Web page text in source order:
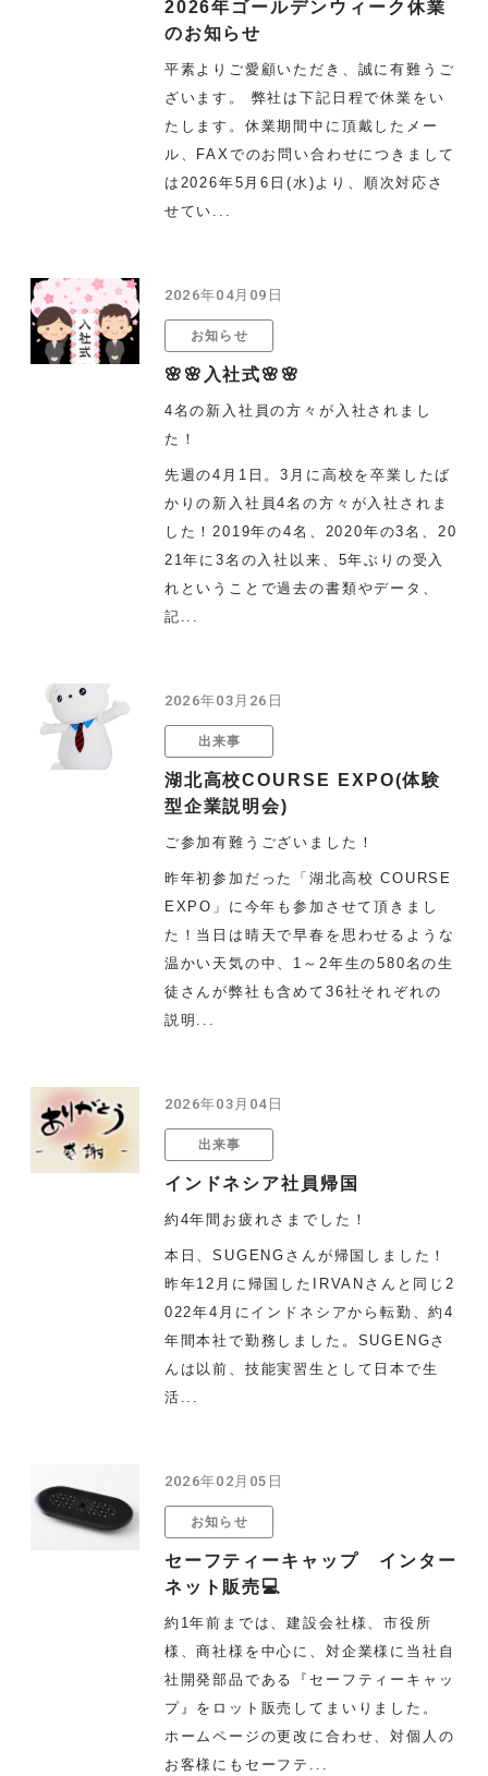
2026年ゴールデンウィーク休業
のお知らせ
平素よりご愛顧いただき、誠に有難うご
ざいます。 弊社は下記日程で休業をい
たします。休業期間中に頂戴したメー
ル、FAXでのお問い合わせにつきまして
は2026年5月6日(水)より、順次対応さ
せてい...
2026年04月09日
お知らせ
🌸🌸入社式🌸🌸
4名の新入社員の方々が入社されまし
た！
先週の4月1日。3月に高校を卒業したば
かりの新入社員4名の方々が入社されま
した！2019年の4名、2020年の3名、20
21年に3名の入社以来、5年ぶりの受入
れということで過去の書類やデータ、
記...
2026年03月26日
出来事
湖北高校COURSE EXPO(体験
型企業説明会)
ご参加有難うございました！
昨年初参加だった「湖北高校 COURSE
EXPO」に今年も参加させて頂きまし
た！当日は晴天で早春を思わせるような
温かい天気の中、1～2年生の580名の生
徒さんが弊社も含めて36社それぞれの
説明...
2026年03月04日
出来事
インドネシア社員帰国
約4年間お疲れさまでした！
本日、SUGENGさんが帰国しました！
昨年12月に帰国したIRVANさんと同じ2
022年4月にインドネシアから転勤、約4
年間本社で勤務しました。SUGENGさ
んは以前、技能実習生として日本で生
活...
2026年02月05日
お知らせ
セーフティーキャップ インター
ネット販売💻
約1年前までは、建設会社様、市役所
様、商社様を中心に、対企業様に当社自
社開発部品である『セーフティーキャッ
プ』をロット販売してまいりました。
ホームページの更改に合わせ、対個人の
お客様にもセーフテ...